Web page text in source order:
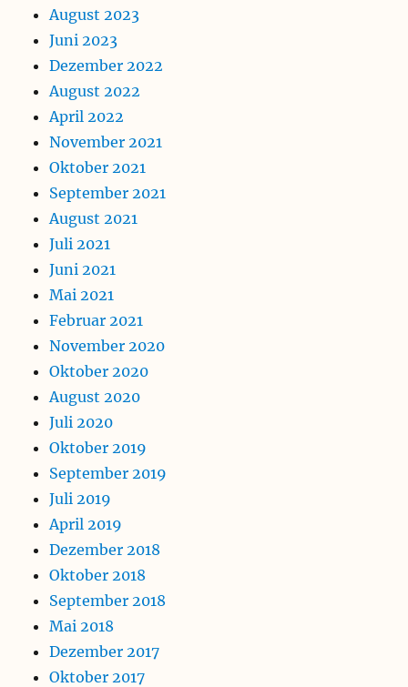
August 2023
Juni 2023
Dezember 2022
August 2022
April 2022
November 2021
Oktober 2021
September 2021
August 2021
Juli 2021
Juni 2021
Mai 2021
Februar 2021
November 2020
Oktober 2020
August 2020
Juli 2020
Oktober 2019
September 2019
Juli 2019
April 2019
Dezember 2018
Oktober 2018
September 2018
Mai 2018
Dezember 2017
Oktober 2017